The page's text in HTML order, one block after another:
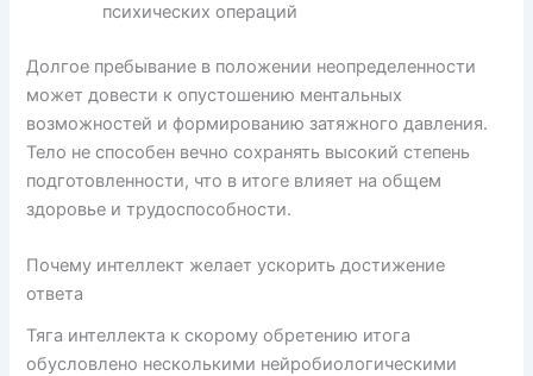
психических операций
Долгое пребывание в положении неопределенности
может довести к опустошению ментальных
возможностей и формированию затяжного давления.
Тело не способен вечно сохранять высокий степень
подготовленности, что в итоге влияет на общем
здоровье и трудоспособности.
Почему интеллект желает ускорить достижение
ответа
Тяга интеллекта к скорому обретению итога
обусловлено несколькими нейробиологическими